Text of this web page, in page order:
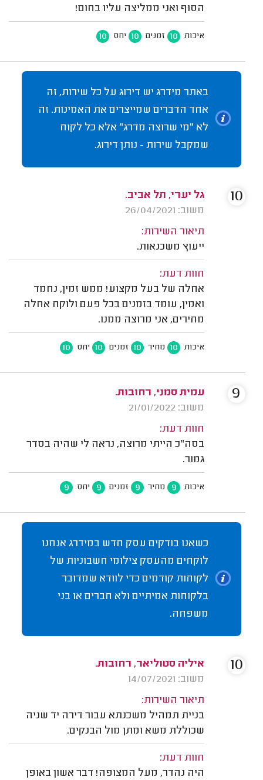
הסוף ואני ממליצה עליו בחום!
איכות 10 זמנים 10 יחס 10
באתר מידרג יש דירוג על כל שירות, זה
אחד הדברים שמייצרים את האמינות. זה
לא "מי שרוצה מדרג" אלא כל לקוח
שמקבל שירות - נותן דירוג.
גל יערי, תל אביב.
משוב: 26/04/2021
תיאור השירות:
ייעוץ משכנאות.
חוות דעת:
אחלה של בעל מקצוע! ממש זמין, נחמד
ואמין, עומד בזמנים בכל פעם ולוקח אחלה
מחירים, אני מרוצה ממנו.
איכות 10 מחיר 10 זמנים 10 יחס 10
10
עמית סמני, רחובות.
משוב: 21/01/2022
חוות דעת:
בסה"כ הייתי מרוצה, נראה לי שהיה בסדר
גמור.
איכות 9 מחיר 9 זמנים 9 יחס 9
9
כשאנו בודקים עסק חדש במידרג אנחנו
לוקחים מהעסק צילומי חשבוניות של
לקוחות קודמים כדי לוודא שמדובר
בלקוחות אמיתיים ולא חברים או בני
משפחה.
איליה סטוליאר, רחובות.
משוב: 14/07/2021
תיאור השירות:
בניית תמהיל משכנתא עבור דירה יד שניה
שכוללת משא ומתן מול הבנקים.
חוות דעת:
היה נהדר, מעל המצופה! דבר אשון באופן
10